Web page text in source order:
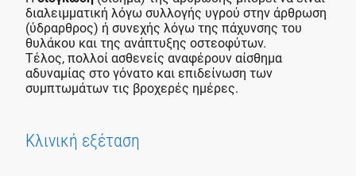
διαλειμματική λόγω συλλογής υγρού στην άρθρωση
(ύδραρθρος) ή συνεχής λόγω της πάχυνσης του
θυλάκου και της ανάπτυξης οστεοφύτων.
Τέλος, πολλοί ασθενείς αναφέρουν αίσθημα
αδυναμίας στο γόνατο και επιδείνωση των
συμπτωμάτων τις βροχερές ημέρες.
Κλινική εξέταση